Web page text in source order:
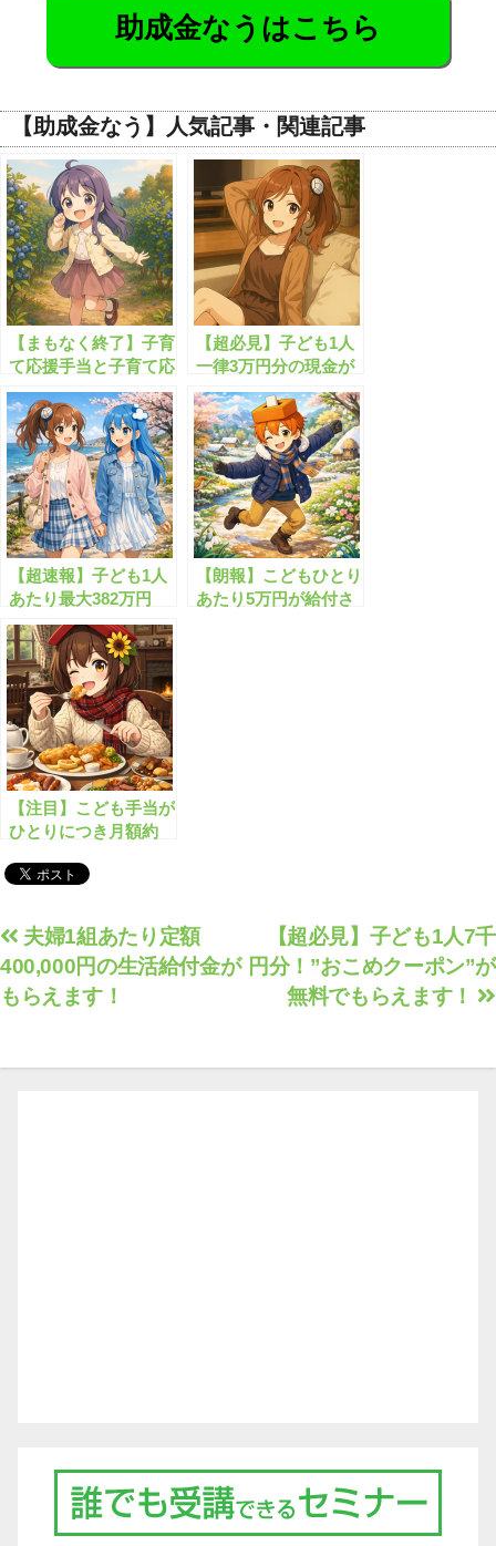
助成金なうはこちら
【助成金なう】人気記事・関連記事
【まもなく終了】子育
て応援手当と子育て応
援特別手当、あわせて
4万円が支給されま
す！！
【超必見】子ども1人
一律3万円分の現金が
もらえます！
【超速報】子ども1人
あたり最大382万円
の”神の子給付金”が
始まります！
【朗報】こどもひとり
あたり5万円が給付さ
【注目】こども手当が
ひとりにつき月額約
ました！
投
稿
ナ
ゲ
【超必見】子ども1人7千
円分！”おこめクーポン”が
無料でもらえます！
夫婦1組あたり定額
400,000円の生活給付金が
もらえます！